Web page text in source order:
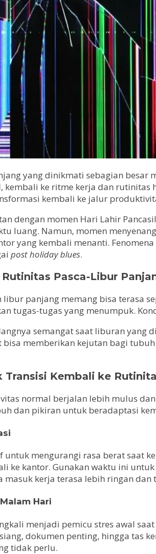
yang dinikmati sebagian besar
ke ritme kerja dan
kembali ke jalur
dengan momen Hari Lahir
luang. Namun, momen
yang kembali menanti.
post holiday blues.
Pasca-Libur
panjang memang bisa terasa
tugas-tugas yang menumpuk.
semangat saat liburan
memberikan kejutan bagi
Kembali ke
normal berjalan lebih mulus
dan pikiran untuk beradaptasi
untuk mengurangi rasa berat saat
ke kantor. Gunakan waktu ini
kerja terasa lebih ringan dan
Hari
menjadi pemicu stres awal
dokumen penting, hingga tas
tidak perlu.